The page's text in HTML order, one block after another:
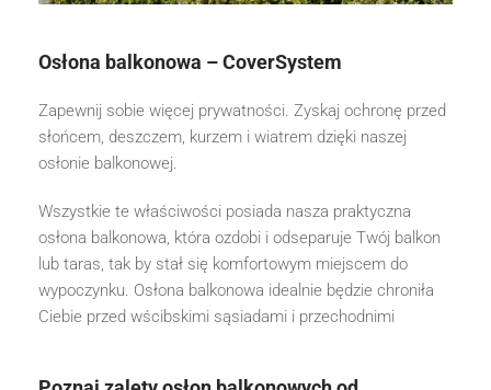
Osłona balkonowa – CoverSystem
Zapewnij sobie więcej prywatności. Zyskaj ochronę przed
słońcem, deszczem, kurzem i wiatrem dzięki naszej
osłonie balkonowej.
Wszystkie te właściwości posiada nasza praktyczna
osłona balkonowa, która ozdobi i odseparuje Twój balkon
lub taras, tak by stał się komfortowym miejscem do
wypoczynku. Osłona balkonowa idealnie będzie chroniła
Ciebie przed wścibskimi sąsiadami i przechodnimi